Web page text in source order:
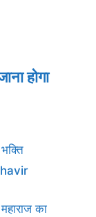
होगा
का